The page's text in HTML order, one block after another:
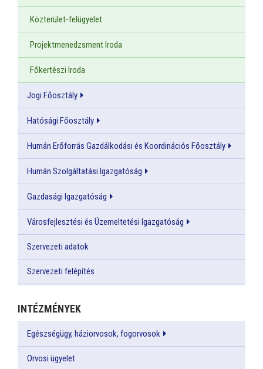
Közterület-felügyelet
Projektmenedzsment Iroda
Főkertészi Iroda
Jogi Főosztály
Hatósági Főosztály
Humán Erőforrás Gazdálkodási és Koordinációs Főosztály
Humán Szolgáltatási Igazgatóság
Gazdasági Igazgatóság
Városfejlesztési és Üzemeltetési Igazgatóság
Szervezeti adatok
Szervezeti felépítés
INTÉZMÉNYEK
Egészségügy, háziorvosok, fogorvosok
Orvosi ügyelet